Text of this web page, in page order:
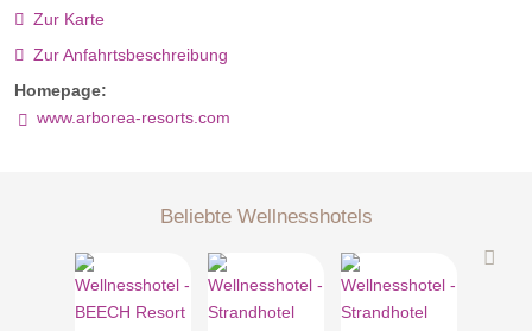
Zur Karte
Zur Anfahrtsbeschreibung
Homepage:
www.arborea-resorts.com
Beliebte Wellnesshotels